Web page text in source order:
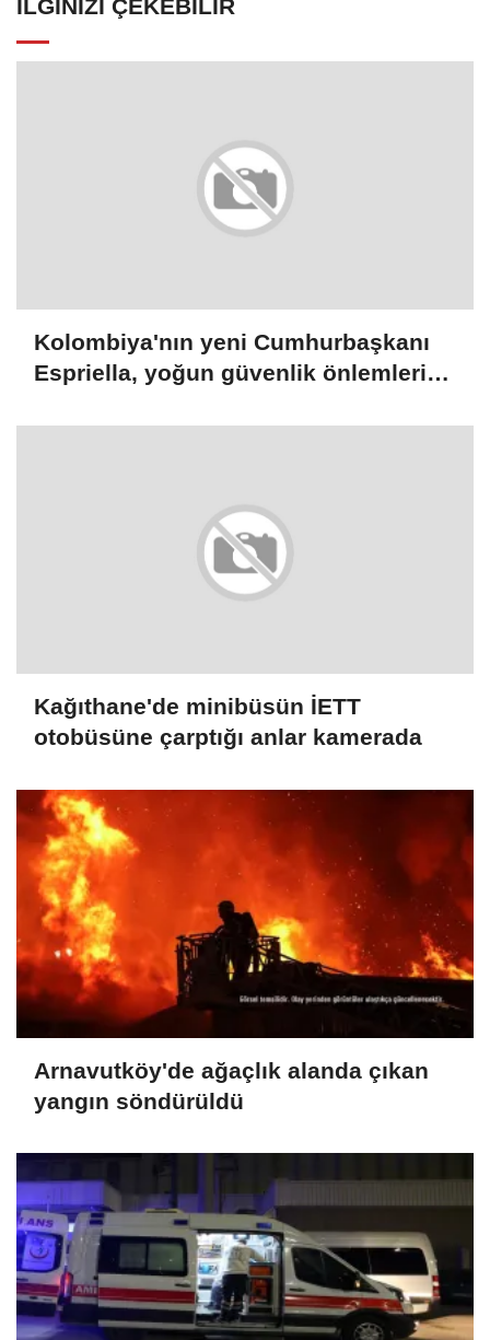
İLGINIZI ÇEKEBILIR
Kolombiya'nın yeni Cumhurbaşkanı
Espriella, yoğun güvenlik önlemleri
Kağıthane'de minibüsün İETT
otobüsüne çarptığı anlar kamerada
Arnavutköy'de ağaçlık alanda çıkan
yangın söndürüldü